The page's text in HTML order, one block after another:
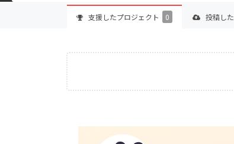
支援したプロジェクト 0 投稿した